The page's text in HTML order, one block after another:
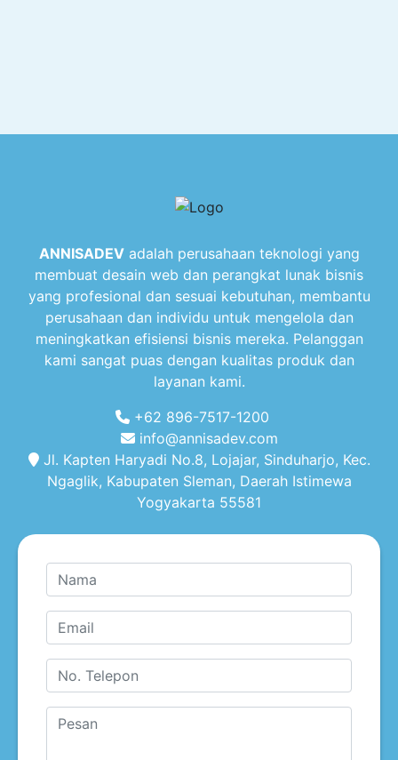
ANNISADEVadalah perusahaan teknologi yang
membuat desain web dan perangkat lunak bisnis
yang profesional dan sesuai kebutuhan, membantu
perusahaan dan individu untuk mengelola dan
meningkatkan efisiensi bisnis mereka. Pelanggan
kami sangat puas dengan kualitas produk dan
layanan kami.
+62 896-7517-1200
info@annisadev.com
Jl. Kapten Haryadi No.8, Lojajar, Sinduharjo, Kec.
Ngaglik, Kabupaten Sleman, Daerah Istimewa
Yogyakarta 55581